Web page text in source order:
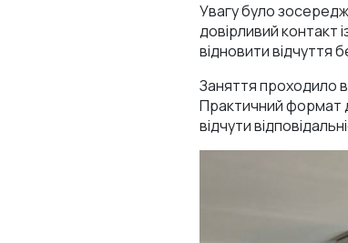
Увагу було
довірливий контакт
відновити відчуття
Заняття проходило в
Практичний формат
відчути